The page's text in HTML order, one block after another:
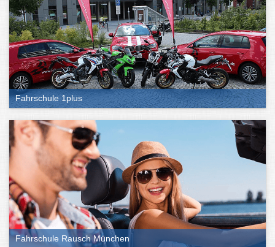
Fahrschule 1plus
Fahrschule Rausch München